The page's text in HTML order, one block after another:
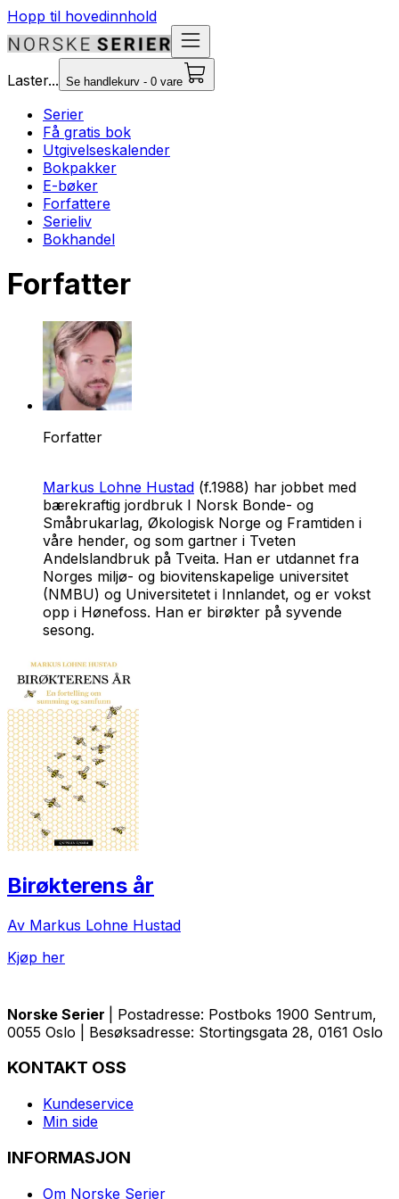
Hopp til hovedinnhold
Laster... Se handlekurv - 0 vare
Serier
Få gratis bok
Utgivelseskalender
Bokpakker
E-bøker
Forfattere
Serieliv
Bokhandel
Forfatter
Forfatter
Markus Lohne Hustad (f.1988) har jobbet med
bærekraftig jordbruk I Norsk Bonde- og
Småbrukarlag, Økologisk Norge og Framtiden i
våre hender, og som gartner i Tveten
Andelslandbruk på Tveita. Han er utdannet fra
Norges miljø- og biovitenskapelige universitet
(NMBU) og Universitetet i Innlandet, og er vokst
opp i Hønefoss. Han er birøkter på syvende
sesong.
Birøkterens år
Av Markus Lohne Hustad
Kjøp her
Norske Serier
| Postadresse: Postboks 1900 Sentrum,
0055 Oslo | Besøksadresse: Stortingsgata 28, 0161 Oslo
KONTAKT OSS
Kundeservice
Min side
INFORMASJON
Om Norske Serier